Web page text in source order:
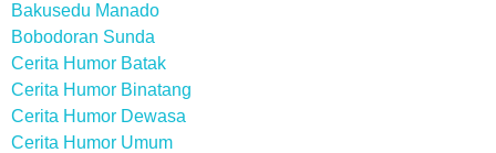
Bakusedu Manado
Bobodoran Sunda
Cerita Humor Batak
Cerita Humor Binatang
Cerita Humor Dewasa
Cerita Humor Umum